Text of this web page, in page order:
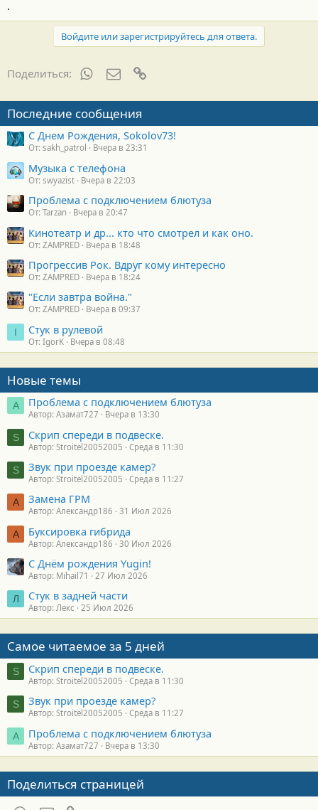
.
Войдите или зарегистрируйтесь для ответа.
Поделиться: WhatsAppЭлектронная почта
Последние сообщения
С Днем Рождения, Sokolov73!
От: sakh_patrol Вчера в 23:31
Музыка с телефона
От: swyazist Вчера в 22:03
Проблема с подключением блютуза
От: Tarzan Вчера в 20:47
Кинотеатр и др... кто что смотрел и как оно.
От: ZAMPRED Вчера в 18:48
Прогрессив Рок. Вдруг кому интересно
От: ZAMPRED Вчера в 18:24
"Если завтра война."
От: ZAMPRED Вчера в 09:37
I Стук в рулевой
От: IgorK Вчера в 08:48
Новые темы
А Проблема с подключением блютуза
Автор: Азамат727 Вчера в 13:30
S Скрип спереди в подвеске.
Автор: Stroitel20052005 Среда в 11:30
S Звук при проезде камер?
Автор: Stroitel20052005 Среда в 11:27
А Замена ГРМ
Автор: Александр186 31 Июл 2026
А Буксировка гибрида
Автор: Александр186 30 Июл 2026
С Днём рождения Yugin!
Автор: Mihail71 27 Июл 2026
Л Стук в задней части
Автор: Лекс 25 Июл 2026
Самое читаемое за 5 дней
S Скрип спереди в подвеске.
Автор: Stroitel20052005 Среда в 11:30
S Звук при проезде камер?
Автор: Stroitel20052005 Среда в 11:27
А Проблема с подключением блютуза
Автор: Азамат727 Вчера в 13:30
Поделиться страницей